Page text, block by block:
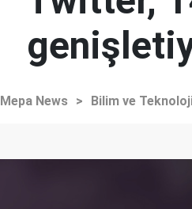
Mepa News > Bilim ve